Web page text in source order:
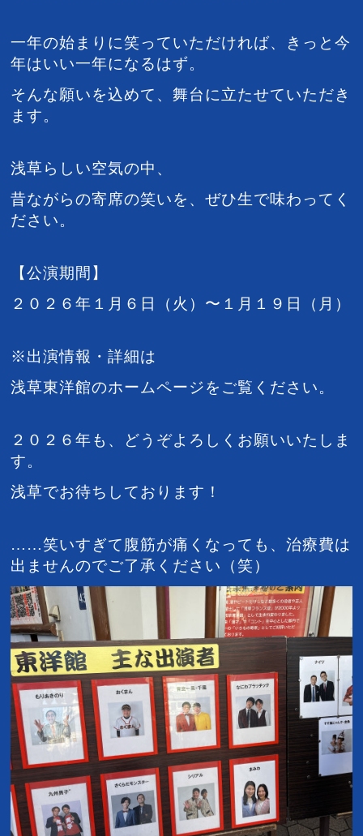
一年の始まりに笑っていただければ、
きっと今
年はいい一年になるはず。
そんな願いを込めて、舞台に立たせていただき
ます。
浅草らしい空気の中、
昔ながらの寄席の笑いを、ぜひ生で味わってく
ださい。
【公演期間】
２０２６年１月６日（火）〜１月１９日（月）
※出演情報・詳細は
浅草東洋館のホームページをご覧ください。
２０２６年も、どうぞよろしくお願いいたしま
す。
浅草でお待ちしております！
……笑いすぎて腹筋が痛くなっても、治療費は
出ませんのでご了承ください（笑）